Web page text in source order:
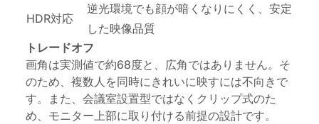
HDR対応
逆光環境でも顔が暗くなりにくく、安定
した映像品質
トレードオフ
画角は実測値で約68度と、広角ではありません。そ
のため、複数人を同時にきれいに映すには不向きで
す。また、会議室設置型ではなくクリップ式のた
め、モニター上部に取り付ける前提の設計です。